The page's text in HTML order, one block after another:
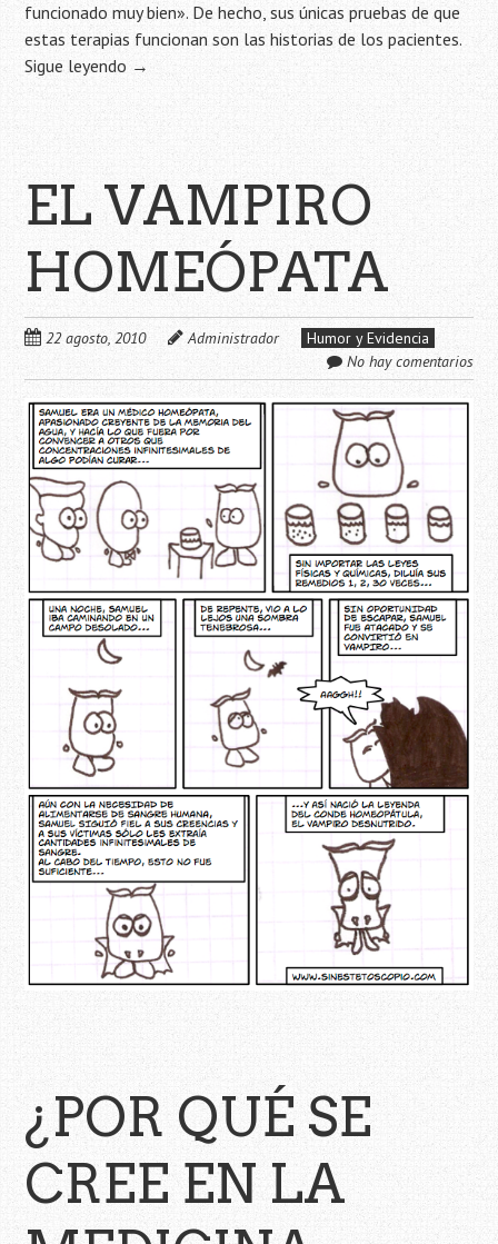
funcionado muy bien». De hecho, sus únicas pruebas de que
estas terapias funcionan son las historias de los pacientes.
Sigue leyendo →
EL VAMPIRO
HOMEÓPATA
22 agosto, 2010 Administrador
Humor y Evidencia
No hay comentarios
¿POR QUÉ SE
CREE EN LA